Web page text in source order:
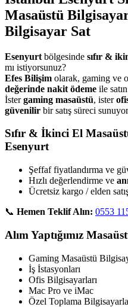
Masaüstü
Bilgisayar Sat
Esenyurt bölgesinde sıfır &
mı istiyorsunuz?
Efes Bilişim olarak, gaming ve
değerinde nakit ödeme ile
İstergaming masaüstü, ister
güvenilir bir satış süreci
Sıfır & İkinci El
Esenyurt
Şeffaf fiyatlandırma ve
Hızlı değerlendirme ve
Ücretsiz kargo / elden
📞 Hemen Teklif Alın: 0553
Alım Yaptığımız
Gaming Masaüstü
İş İstasyonları
Ofis Bilgisayarları
Mac Pro ve iMac
Özel Toplama